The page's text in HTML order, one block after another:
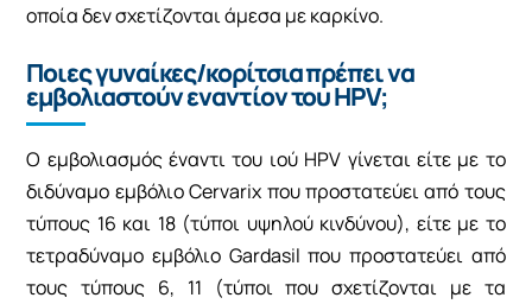
οποία δεν σχετίζονται άμεσα με καρκίνο.
Ποιες γυναίκες/κορίτσια πρέπει να
εμβολιαστούν εναντίον του HPV;
Ο εμβολιασμός έναντι του ιού HPV γίνεται είτε με το
διδύναμο εμβόλιο Cervarix που προστατεύει από τους
τύπους 16 και 18 (τύποι υψηλού κινδύνου), είτε με το
τετραδύναμο εμβόλιο Gardasil που προστατεύει από
τους τύπους 6, 11 (τύποι που σχετίζονται με τα